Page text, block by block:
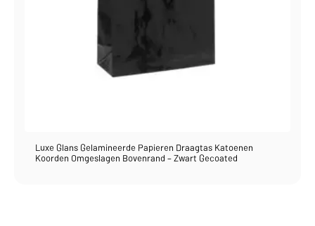
Luxe Glans Gelamineerde Papieren Draagtas Katoenen
Koorden Omgeslagen Bovenrand – Zwart Gecoated